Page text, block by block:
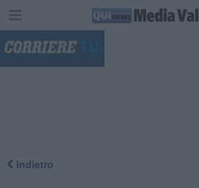
Indietro